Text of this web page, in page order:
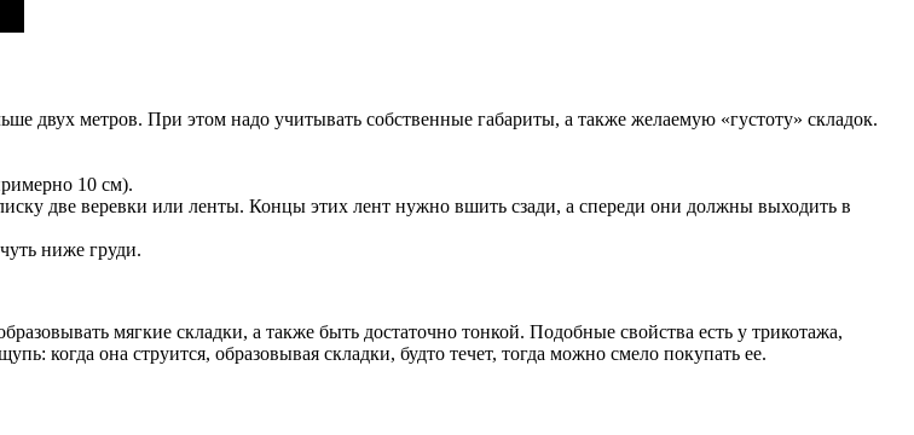
двух метров. При этом надо учитывать собственные габариты, а также желаемую «густоту» складок.
10 см).
две веревки или ленты. Концы этих лент нужно вшить сзади, а спереди они должны выходить в
ниже груди.
мягкие складки, а также быть достаточно тонкой. Подобные свойства есть у трикотажа,
когда она струится, образовывая складки, будто течет, тогда можно смело покупать ее.